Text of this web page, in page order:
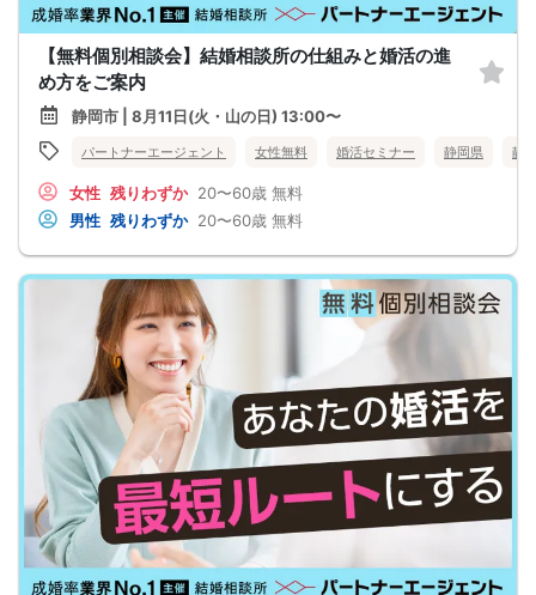
【無料個別相談会】結婚相談所の仕組みと婚活の進
め方をご案内
静岡市 | 8月11日(火・山の日) 13:00〜
パートナーエージェント 女性無料 婚活セミナー 静岡県 静
女性 残りわずか 20〜60歳 無料
男性 残りわずか 20〜60歳 無料